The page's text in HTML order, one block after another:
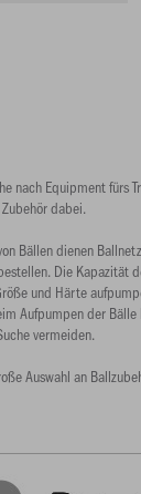
nach Equipment
dabei.
Bällen dienen
Die
und Härte
Aufpumpen der
vermeiden.
Auswahl an